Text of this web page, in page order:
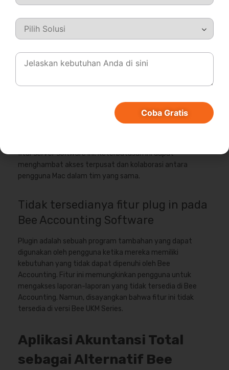
meningkatkan fungsionalitasnya. Pengembangan lebih
lanjut diharapkan dapat mengatasi kekurangan tersebut
mengelola keuangan dan akuntansi.
Belum tersedia server pada
beberapa versi Mac
Salah satu kekurangan Bee Accounting adalah
fiturserver softwareini. Keterbatasan ini dapat
menghambat akses terpusat dan kolaborasi antara
pengguna Mac dalam tim yang sama.
Tidak tersedianya fitur plug in pada
Bee Accounting Software
Plugin adalah sebuah program tambahan yang dapat
digunakan oleh pengguna ketika mereka memiliki
kebutuhan yang tidak dapat dipenuhi oleh Bee
Accounting. Fitur ini memungkinkan pengguna untuk
mengakses laporan-laporan yang tidak tersedia di Bee
Accounting. Namun, disayangkan bahwa fitur ini tidak
tersedia di versi Bee UKM Series.
Aplikasi Akuntansi Total
sebagai Alternatif Bee
Coba Gratis